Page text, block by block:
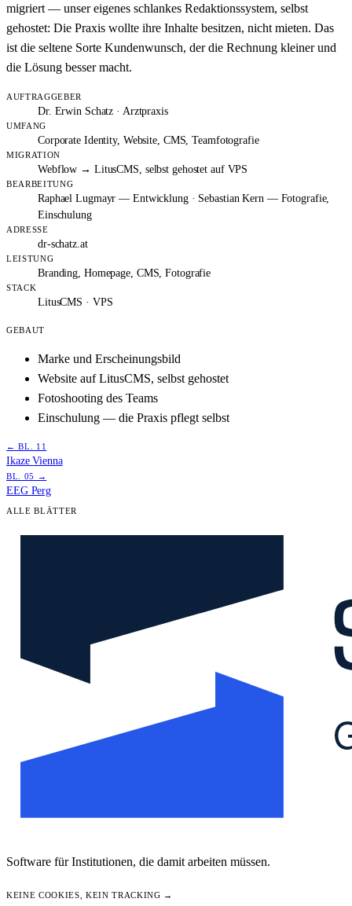
migriert — unser eigenes schlankes Redaktionssystem, selbst
gehostet: Die Praxis wollte ihre Inhalte besitzen, nicht mieten. Das
ist die seltene Sorte Kundenwunsch, der die Rechnung kleiner und
die Lösung besser macht.
AUFTRAGGEBER
Dr. Erwin Schatz · Arztpraxis
UMFANG
Corporate Identity, Website, CMS, Teamfotografie
MIGRATION
Webflow → LitusCMS, selbst gehostet auf VPS
BEARBEITUNG
Raphael Lugmayr — Entwicklung · Sebastian Kern — Fotografie,
Einschulung
ADRESSE
dr-schatz.at
LEISTUNG
Branding, Homepage, CMS, Fotografie
STACK
LitusCMS · VPS
GEBAUT
Marke und Erscheinungsbild
Website auf LitusCMS, selbst gehostet
Fotoshooting des Teams
Einschulung — die Praxis pflegt selbst
← BL. 11
Ikaze Vienna
BL. 05 →
EEG Perg
ALLE BLÄTTER
Software für Institutionen, die damit arbeiten müssen.
KEINE COOKIES, KEIN TRACKING →